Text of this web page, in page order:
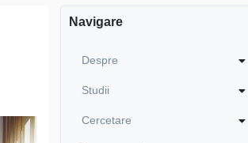
Navigare
Despre
Studii
Cercetare